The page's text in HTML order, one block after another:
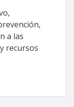
a las
recursos